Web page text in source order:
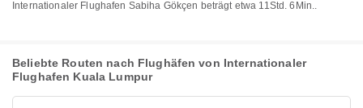
Internationaler Flughafen Sabiha Gökçen beträgt etwa 11Std. 6Min..
Beliebte Routen nach Flughäfen von Internationaler
Flughafen Kuala Lumpur